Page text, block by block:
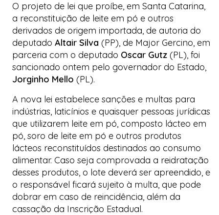
O projeto de lei que proíbe, em Santa Catarina,
a reconstituição de leite em pó e outros
derivados de origem importada, de autoria do
deputado Altair Silva (PP), de Major Gercino, em
parceria com o deputado Oscar Gutz (PL), foi
sancionado ontem pelo governador do Estado,
Jorginho Mello (PL).
A nova lei estabelece sanções e multas para
indústrias, laticínios e quaisquer pessoas jurídicas
que utilizarem leite em pó, composto lácteo em
pó, soro de leite em pó e outros produtos
lácteos reconstituídos destinados ao consumo
alimentar. Caso seja comprovada a reidratação
desses produtos, o lote deverá ser apreendido, e
o responsável ficará sujeito à multa, que pode
dobrar em caso de reincidência, além da
cassação da Inscrição Estadual.